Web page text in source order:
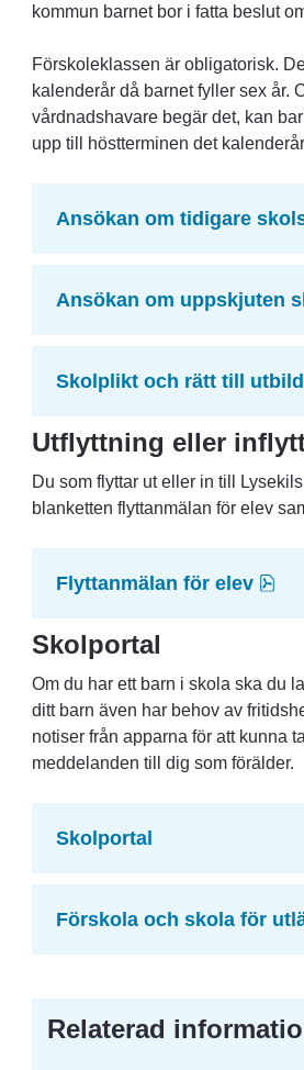
kommun barnet bor i fatta beslut
Förskoleklassen är obligatorisk.
kalenderår då barnet fyller sex år.
vårdnadshavare begär det, kan
upp till höstterminen det
Ansökan om tidigare
Ansökan om uppskjuten
Skolplikt och rätt till
Utflyttning eller
Du som flyttar ut eller in till
blanketten flyttanmälan för elev
Flyttanmälan för elev
Skolportal
Om du har ett barn i skola ska du
ditt barn även har behov av
notiser från apparna för att kunna
meddelanden till dig som förälder.
Skolportal
Förskola och skola för
Relaterad